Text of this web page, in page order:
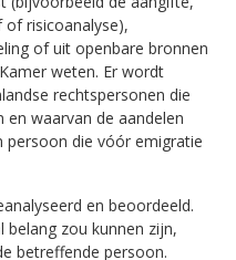
risicoanalyse),
of uit openbare bronnen
weten. Er wordt
rechtspersonen die
waarvan de aandelen
persoon die vóór emigratie
en beoordeeld.
belang zou kunnen zijn,
betreffende persoon.